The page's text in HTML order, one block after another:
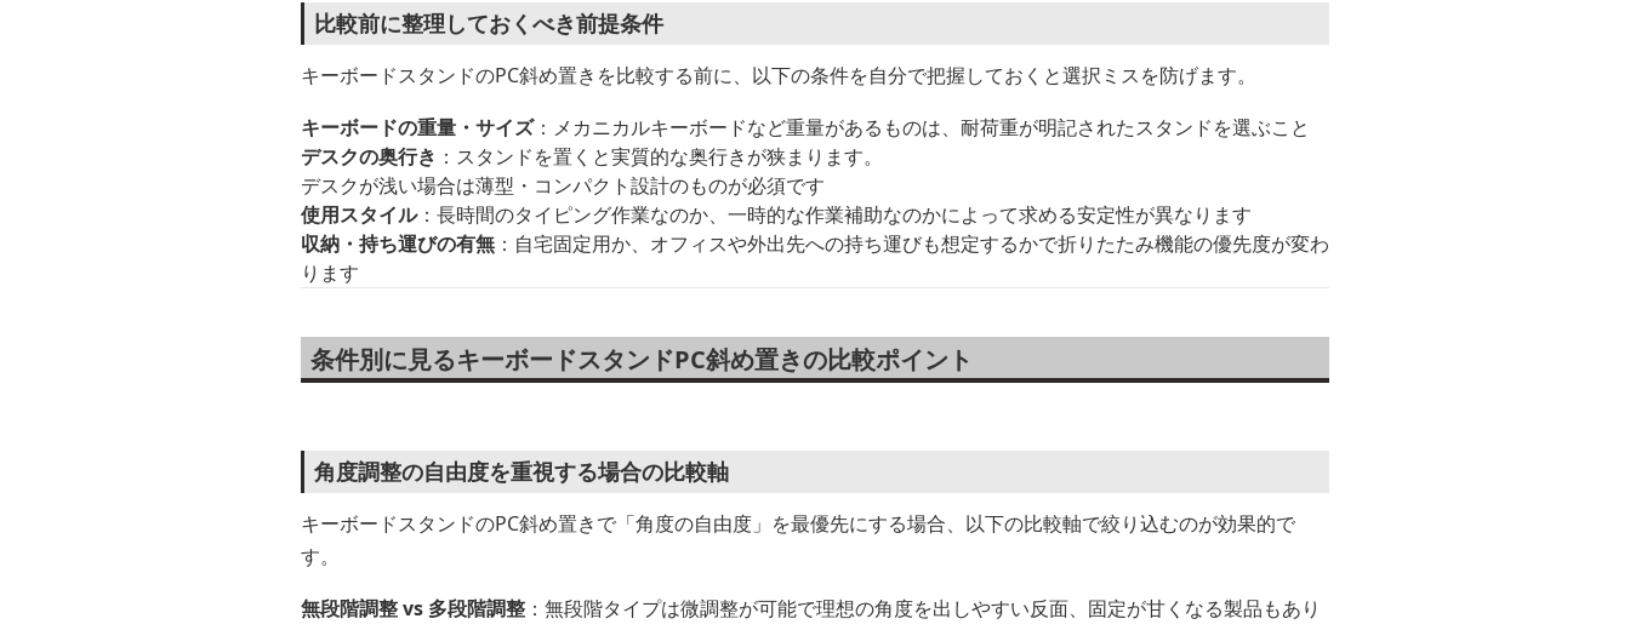
比較前に整理しておくべき前提条件
キーボードスタンドのPC斜め置きを比較する前に、以下の条件を自分で把握しておくと選択ミスを防げます。
キーボードの重量・サイズ：メカニカルキーボードなど重量があるものは、耐荷重が明記されたスタンドを選ぶこと
デスクの奥行き ：スタンドを置くと実質的な奥行きが狭まります。
デスクが浅い場合は薄型・コンパクト設計のものが必須です
使用スタイル：長時間のタイピング作業なのか、一時的な作業補助なのかによって求める安定性が異なります
収納・持ち運びの有無 ：自宅固定用か、オフィスや外出先への持ち運びも想定するかで折りたたみ機能の優先度が変わ
ります
条件別に見るキーボードスタンドPC斜め置きの比較ポイント
角度調整の自由度を重視する場合の比較軸
キーボードスタンドのPC斜め置きで「角度の自由度」を最優先にする場合、以下の比較軸で絞り込むのが効果的で
す。
無段階調整 vs 多段階調整 ：無段階タイプは微調整が可能で理想の角度を出しやすい反面、固定が甘くなる製品もあり